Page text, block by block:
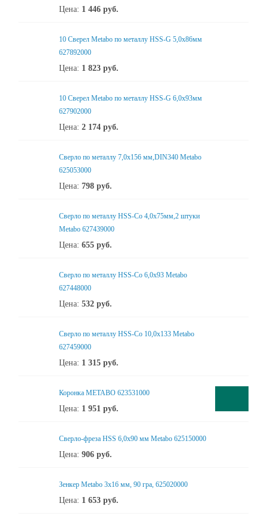
Цена: 1 446 руб.
10 Сверел Metabo по металлу HSS-G 5,0x86мм
627892000
Цена: 1 823 руб.
10 Сверел Metabo по металлу HSS-G 6,0x93мм
627902000
Цена: 2 174 руб.
Сверло по металлу 7,0x156 мм,DIN340 Metabo
625053000
Цена: 798 руб.
Сверло по металлу HSS-Co 4,0x75мм,2 штуки
Metabo 627439000
Цена: 655 руб.
Сверло по металлу HSS-Co 6,0x93 Metabo
627448000
Цена: 532 руб.
Сверло по металлу HSS-Co 10,0x133 Metabo
627459000
Цена: 1 315 руб.
Коронка METABO 623531000
Цена: 1 951 руб.
Сверло-фреза HSS 6,0x90 мм Metabo 625150000
Цена: 906 руб.
Зенкер Metabo 3x16 мм, 90 гра, 625020000
Цена: 1 653 руб.